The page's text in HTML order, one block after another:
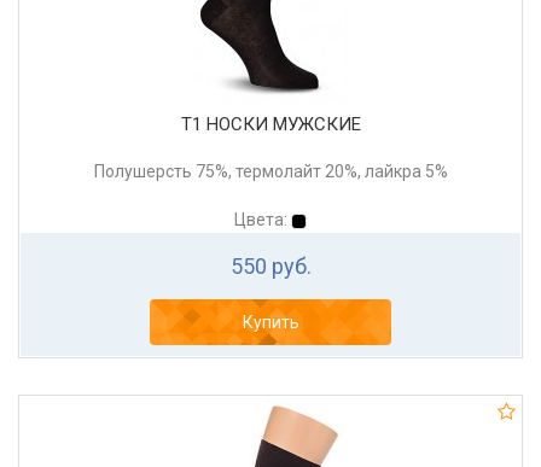
Т1 НОСКИ МУЖСКИЕ
Полушерсть 75%, термолайт 20%, лайкра 5%
Цвета:
550 руб.
Купить